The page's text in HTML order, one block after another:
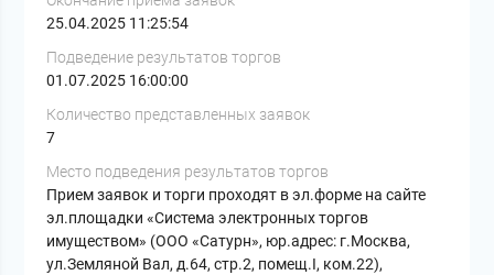
25.04.2025 11:25:54
Подведение результатов торгов
01.07.2025 16:00:00
Количество представленных заявок
7
Место подведения результатов торгов
Прием заявок и торги проходят в эл.форме на сайте
эл.площадки «Система электронных торгов
имуществом» (ООО «Сатурн», юр.адрес: г.Москва,
ул.Земляной Вал, д.64, стр.2, помещ.I, ком.22),